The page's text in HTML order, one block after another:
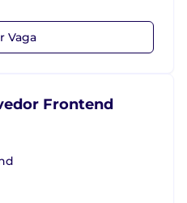
Vaga
Frontend